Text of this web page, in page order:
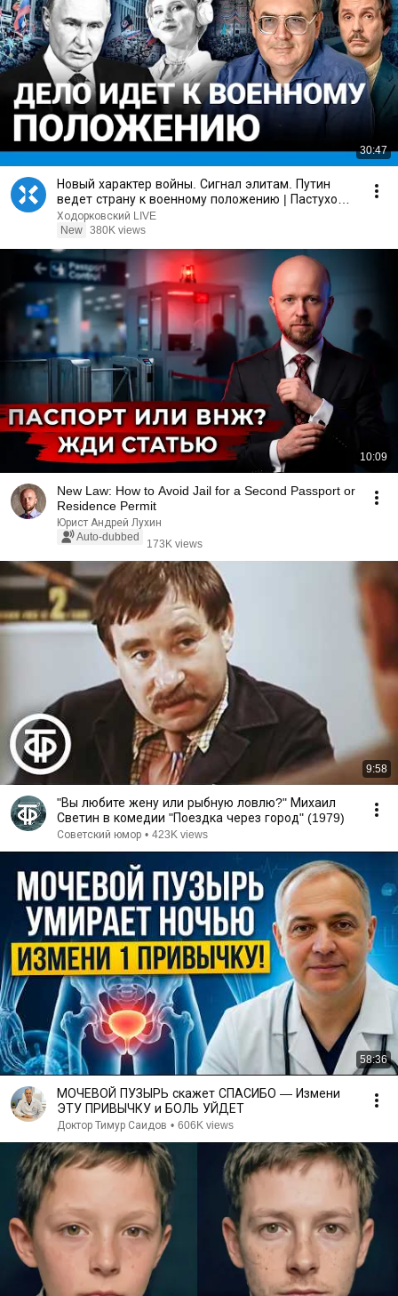
30:47
Новый характер войны. Сигнал элитам. Путин
ведет страну к военному положению | Пастухов,
Еловский
Ходорковский LIVE
New 380K views
10:09
New Law: How to Avoid Jail for a Second Passport or
Residence Permit
Юрист Андрей Лухин
Auto-dubbed
173K views
9:58
"Вы любите жену или рыбную ловлю?" Михаил
Светин в комедии "Поездка через город" (1979)
Советский юмор • 423K views
58:36
МОЧЕВОЙ ПУЗЫРЬ скажет СПАСИБО — Измени
ЭТУ ПРИВЫЧКУ и БОЛЬ УЙДЕТ
Доктор Тимур Саидов • 606K views